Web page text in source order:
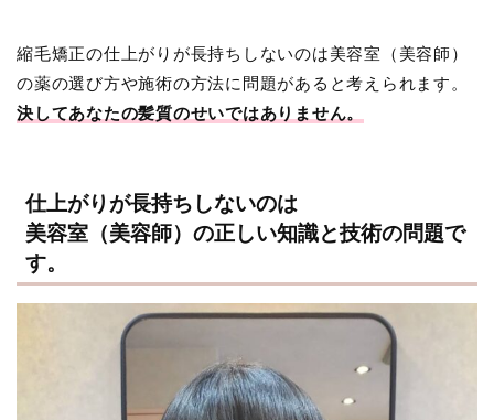
縮毛矯正の仕上がりが長持ちしないのは美容室（美容師）
の薬の選び方や施術の方法に問題があると考えられます。
決してあなたの髪質のせいではありません。
仕上がりが長持ちしないのは
美容室（美容師）の正しい知識と技術の問題で
す。